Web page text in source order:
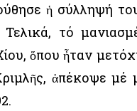
ἡ σύλληψή
Τελικά, τό
ὅπου ἦταν
ἀπέκοψε μέ